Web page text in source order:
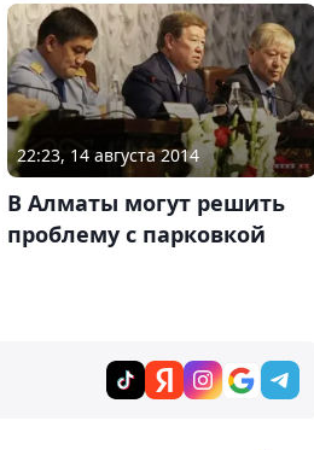
22:23, 14 августа 2014
В Алматы могут решить
проблему с парковкой